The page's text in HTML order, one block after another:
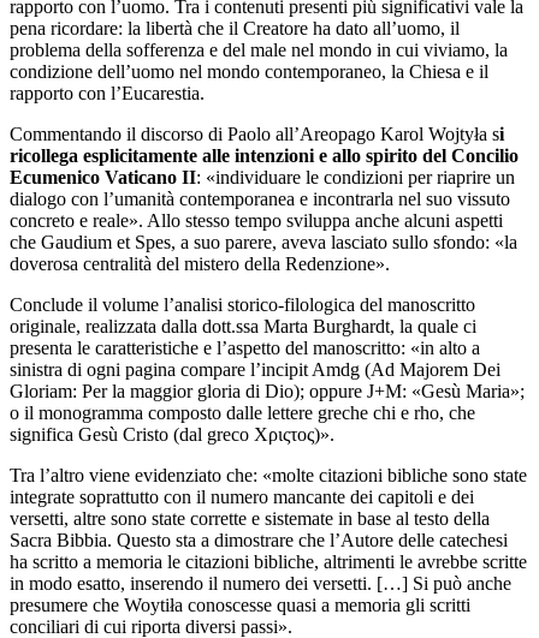
rapporto con l’uomo. Tra i contenuti presenti più significativi vale la
pena ricordare: la libertà che il Creatore ha dato all’uomo, il
problema della sofferenza e del male nel mondo in cui viviamo, la
condizione dell’uomo nel mondo contemporaneo, la Chiesa e il
rapporto con l’Eucarestia.
Commentando il discorso di Paolo all’Areopago Karol Wojtyła si
ricollega esplicitamente alle intenzioni e allo spirito del Concilio
Ecumenico Vaticano II: «individuare le condizioni per riaprire un
dialogo con l’umanità contemporanea e incontrarla nel suo vissuto
concreto e reale». Allo stesso tempo sviluppa anche alcuni aspetti
che Gaudium et Spes, a suo parere, aveva lasciato sullo sfondo: «la
doverosa centralità del mistero della Redenzione».
Conclude il volume l’analisi storico-filologica del manoscritto
originale, realizzata dalla dott.ssa Marta Burghardt, la quale ci
presenta le caratteristiche e l’aspetto del manoscritto: «in alto a
sinistra di ogni pagina compare l’incipit Amdg (Ad Majorem Dei
Gloriam: Per la maggior gloria di Dio); oppure J+M: «Gesù Maria»;
o il monogramma composto dalle lettere greche chi e rho, che
significa Gesù Cristo (dal greco Xριςτος)».
Tra l’altro viene evidenziato che: «molte citazioni bibliche sono state
integrate soprattutto con il numero mancante dei capitoli e dei
versetti, altre sono state corrette e sistemate in base al testo della
Sacra Bibbia. Questo sta a dimostrare che l’Autore delle catechesi
ha scritto a memoria le citazioni bibliche, altrimenti le avrebbe scritte
in modo esatto, inserendo il numero dei versetti. […] Si può anche
presumere che Woytiła conoscesse quasi a memoria gli scritti
conciliari di cui riporta diversi passi».